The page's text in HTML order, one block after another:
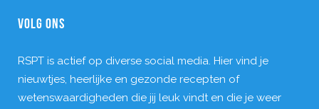
VOLG ONS
RSPT is actief op diverse social media. Hier vind je
nieuwtjes, heerlijke en gezonde recepten of
wetenswaardigheden die jij leuk vindt en die je weer